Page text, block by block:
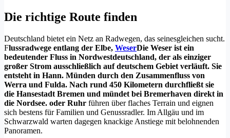
Die richtige Route finden
Deutschland bietet ein Netz an Radwegen, das seinesgleichen sucht.
Flussradwege entlang der Elbe, WeserDie Weser ist ein
bedeutender Fluss in Nordwestdeutschland, der als einziger
großer Strom ausschließlich auf deutschem Gebiet verläuft. Sie
entsteht in Hann. Münden durch den Zusammenfluss von
Werra und Fulda. Nach rund 450 Kilometern durchfließt sie
die Hansestadt Bremen und mündet bei Bremerhaven direkt in
die Nordsee. oder Ruhr führen über flaches Terrain und eignen
sich bestens für Familien und Genussradler. Im Allgäu und im
Schwarzwald warten dagegen knackige Anstiege mit belohnenden
Panoramen.